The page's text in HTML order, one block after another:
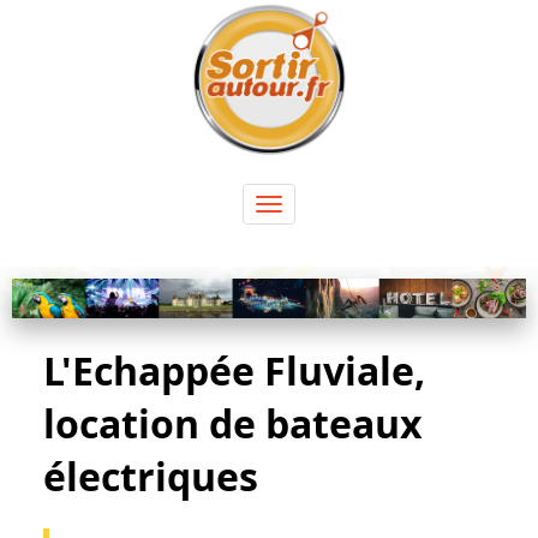
Toggle
navigation
L'Echappée Fluviale,
location de bateaux
électriques
Panneau de gestion des cookies